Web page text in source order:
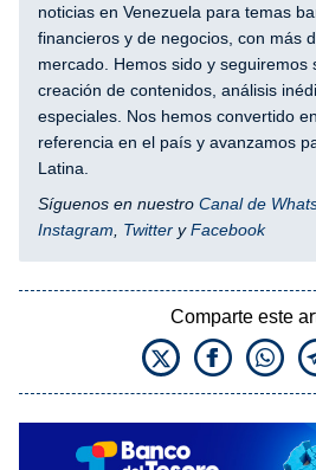
noticias en Venezuela para temas
financieros y de negocios, con más
mercado. Hemos sido y seguiremos
creación de contenidos, análisis
especiales. Nos hemos convertido
referencia en el país y avanzamos
Latina.
Síguenos en nuestro Canal de
Instagram
Twitter yFacebook
Comparte este